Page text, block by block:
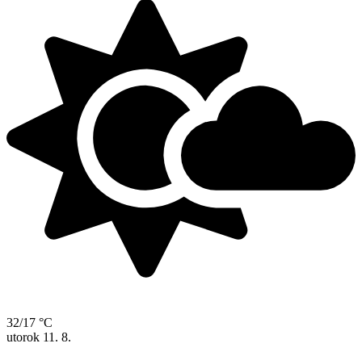
32/17 °C
utorok 11. 8.